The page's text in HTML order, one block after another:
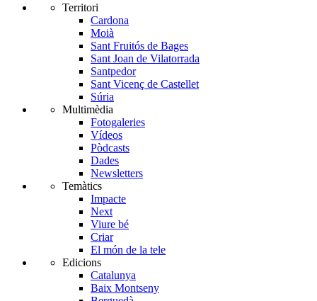
Territori
Cardona
Moià
Sant Fruitós de Bages
Sant Joan de Vilatorrada
Santpedor
Sant Vicenç de Castellet
Súria
Multimèdia
Fotogaleries
Vídeos
Pòdcasts
Dades
Newsletters
Temàtics
Impacte
Next
Viure bé
Criar
El món de la tele
Edicions
Catalunya
Baix Montseny